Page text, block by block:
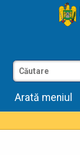
Arată meniul